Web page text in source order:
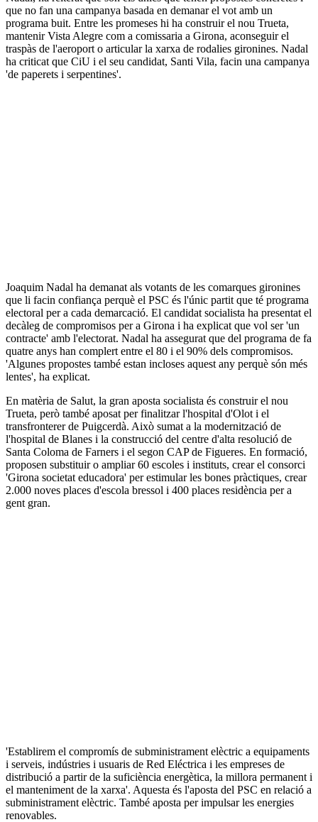
que no fan una campanya basada en demanar el vot amb un
programa buit. Entre les promeses hi ha construir el nou Trueta,
mantenir Vista Alegre com a comissaria a Girona, aconseguir el
traspàs de l'aeroport o articular la xarxa de rodalies gironines. Nadal
ha criticat que CiU i el seu candidat, Santi Vila, facin una campanya
'de paperets i serpentines'.
Joaquim Nadal ha demanat als votants de les comarques gironines
que li facin confiança perquè el PSC és l'únic partit que té programa
electoral per a cada demarcació. El candidat socialista ha presentat el
decàleg de compromisos per a Girona i ha explicat que vol ser 'un
contracte' amb l'electorat. Nadal ha assegurat que del programa de fa
quatre anys han complert entre el 80 i el 90% dels compromisos.
'Algunes propostes també estan incloses aquest any perquè són més
lentes', ha explicat.
En matèria de Salut, la gran aposta socialista és construir el nou
Trueta, però també aposat per finalitzar l'hospital d'Olot i el
transfronterer de Puigcerdà. Això sumat a la modernització de
l'hospital de Blanes i la construcció del centre d'alta resolució de
Santa Coloma de Farners i el segon CAP de Figueres. En formació,
proposen substituir o ampliar 60 escoles i instituts, crear el consorci
'Girona societat educadora' per estimular les bones pràctiques, crear
2.000 noves places d'escola bressol i 400 places residència per a
gent gran.
'Establirem el compromís de subministrament elèctric a equipaments
i serveis, indústries i usuaris de Red Eléctrica i les empreses de
distribució a partir de la suficiència energètica, la millora permanent i
el manteniment de la xarxa'. Aquesta és l'aposta del PSC en relació a
subministrament elèctric. També aposta per impulsar les energies
renovables.